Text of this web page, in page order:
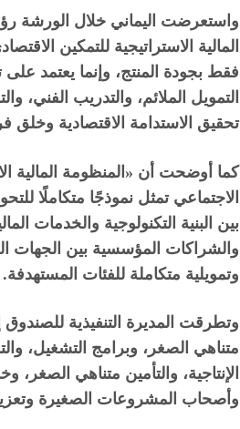
واستعرضت اليماني خلال الورشة
المالية الاستراتيجية للتمكين
فقط بجودة المنتج، وإنما يعتمد
التمويل الملائم، والتدريب
تحقيق الاستدامة الاقتصادية
كما أوضحت أن «المنظومة المالية
الاجتماعي تمثل نموذجًا متكاملًا
بين البنية التكنولوجية والخدمات
والشراكات المؤسسية بين الجهات
وتمويلية متكاملة للفئات المستهدفة.
وتطرقت المديرة التنفيذية
متناهي الصغر، وبرامج التشغيل،
الإنتاجية، والتأمين متناهي
وأصحاب المشروعات الصغيرة